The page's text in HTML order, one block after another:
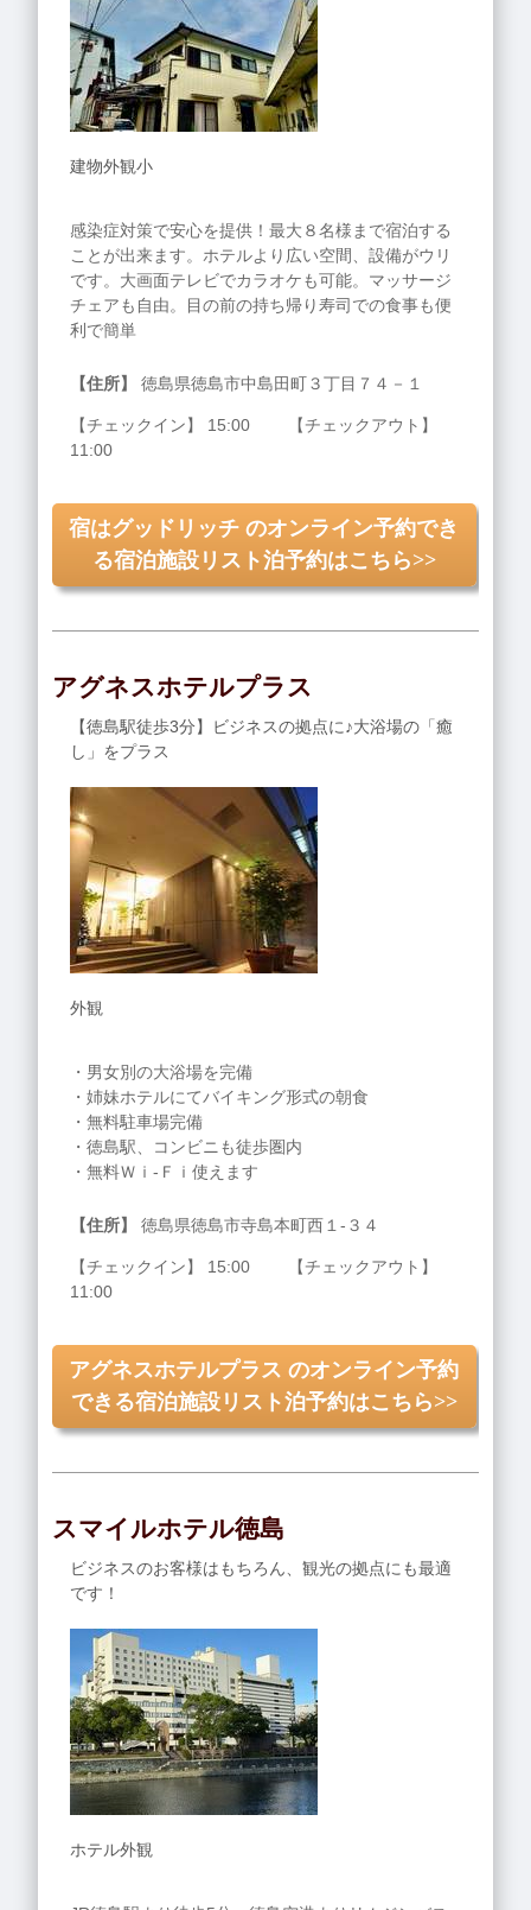
建物外観小
感染症対策で安心を提供！最大８名様まで宿泊する
ことが出来ます。ホテルより広い空間、設備がウリ
です。大画面テレビでカラオケも可能。マッサージ
チェアも自由。目の前の持ち帰り寿司での食事も便
利で簡単
【住所】 徳島県徳島市中島田町３丁目７４－１
【チェックイン】 15:00 【チェックアウト】
11:00
宿はグッドリッチ のオンライン予約でき
る宿泊施設リスト泊予約はこちら>>
アグネスホテルプラス
【徳島駅徒歩3分】ビジネスの拠点に♪大浴場の「癒
し」をプラス
外観
・男女別の大浴場を完備
・姉妹ホテルにてバイキング形式の朝食
・無料駐車場完備
・徳島駅、コンビニも徒歩圏内
・無料Ｗｉ-Ｆｉ使えます
【住所】 徳島県徳島市寺島本町西１‐３４
【チェックイン】 15:00 【チェックアウト】
11:00
アグネスホテルプラス のオンライン予約
できる宿泊施設リスト泊予約はこちら>>
スマイルホテル徳島
ビジネスのお客様はもちろん、観光の拠点にも最適
です！
ホテル外観